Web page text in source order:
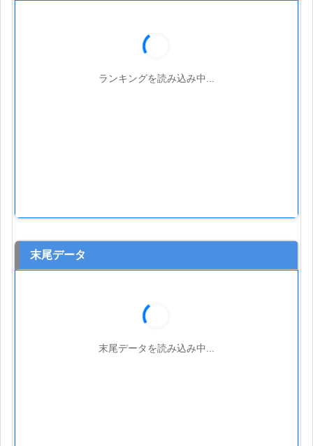
ランキングを読み込み中...
末尾データ
末尾データを読み込み中...